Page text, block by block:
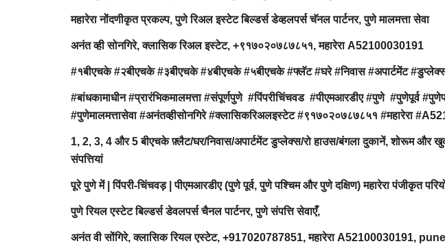
महारेरा नोंदणीकृत प्रकल्प, पुणे रिअल इस्टेट बिल्डर्स डेव्हलपर्स चॅनल पार्टनर, पुणे मालमत्ता सेवा
अनंत व्ही सोनगिरे, क्लासिक रिअल इस्टेट, +९१७०२०७८७८५१, महारेरा A52100030191
#१बीएचके #२बीएचके #३बीएचके #४बीएचके #५बीएचके #फ्लॅट #घरे #निवास #अपार्टमेंट
#बांधकामाधीन #प्रारंभिकमालमत्ता #संपूर्णपुणे #पिंपरीचिंचवड #पीएमआरडीए #पुणे #पुणेपूर्व
#पुणेमालमत्तासेवा #अनंतव्हीसोनगिरे #क्लासिकरिअलइस्टेट #९१७०२०७८७८५१ #महारेरा
1, 2, 3, 4 और 5 बीएचके फ़्लैट/घर/निवास/अपार्टमेंट डुप्लेक्स/रो हाउस/बंगला दुकानें, शोरूम और
संपत्तियां
पूरे पुणे में | पिंपरी-चिंचवड़ | पीएमआरडीए (पुणे पूर्व, पुणे पश्चिम और पुणे दक्षिण) महारेरा पंजीकृत
पुणे रियल एस्टेट बिल्डर्स डेवलपर्स चैनल पार्टनर, पुणे संपत्ति सेवाएँ,
अनंत वी सोंगिरे, क्लासिक रियल एस्टेट, +917020787851, महारेरा A52100030191,